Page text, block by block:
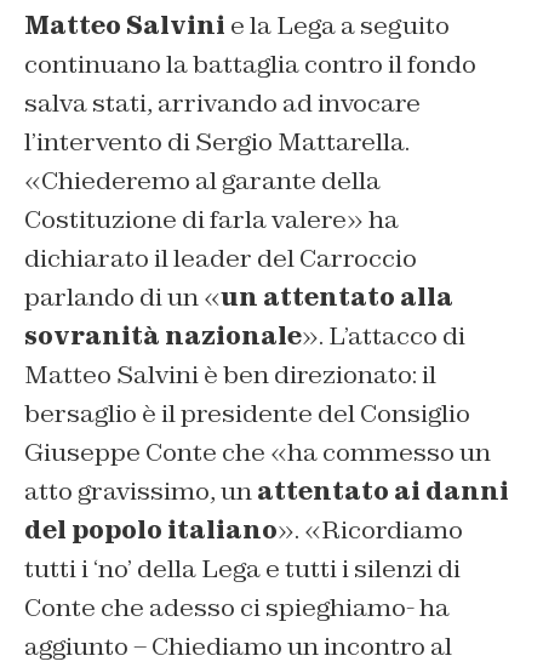
Matteo Salvini e la Lega a seguito
continuano la battaglia contro il fondo
salva stati, arrivando ad invocare
l’intervento di Sergio Mattarella.
«Chiederemo al garante della
Costituzione di farla valere» ha
dichiarato il leader del Carroccio
parlando di un «un attentato alla
sovranità nazionale». L’attacco di
Matteo Salvini è ben direzionato: il
bersaglio è il presidente del Consiglio
Giuseppe Conte che «ha commesso un
atto gravissimo, unattentato ai danni
del popolo italiano». «Ricordiamo
tutti i ‘no’ della Lega e tutti i silenzi di
Conte che adesso ci spieghiamo- ha
aggiunto – Chiediamo un incontro al